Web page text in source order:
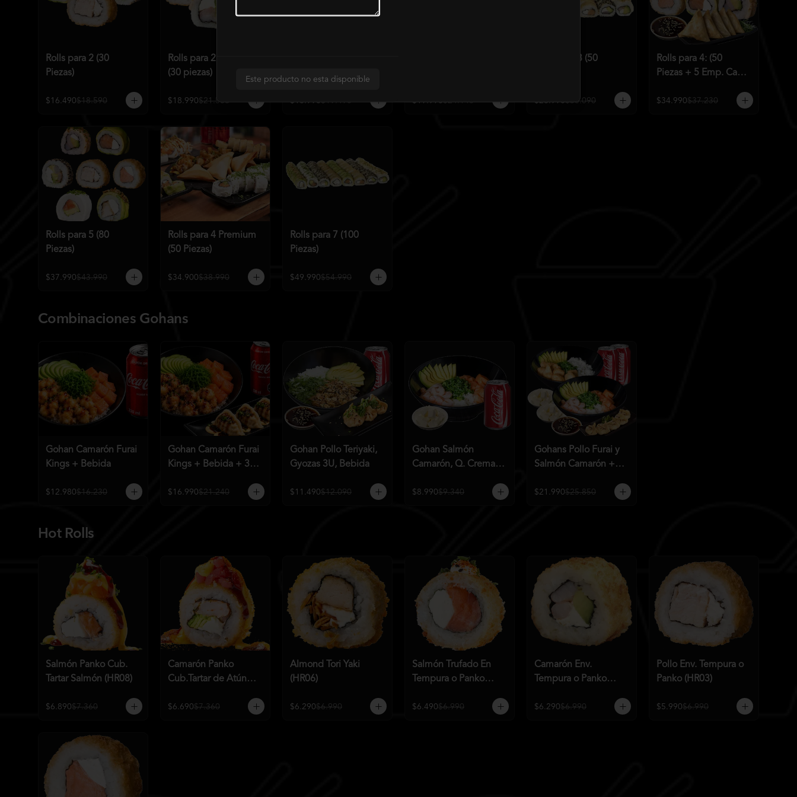
Rolls para 2 (30
Piezas)
$16.490$18.590
Rolls para 2 Premium
(30 piezas)
$18.990$21.586 $18.990 $19.490 $19.990$24.140
Rolls para 3 (50
$26.990$30.090
Rolls para 4: (50
Piezas + 5 Emp. Cam
$34.990$37.230
Rolls para 5 (80
Piezas)
$37.990$43.990
Rolls para 4 Premium
(50 Piezas)
$34.900$38.990
Rolls para 7 (100
Piezas)
$49.990$54.990
Combinaciones Gohans
Gohan Camarón Furai
Kings + Bebida
$12.980$16.230
Gohan Camarón Furai
Kings + Bebida + 3
Nikkei
$16.990$21.240
Gohan Pollo Teriyaki,
Gyozas 3U, Bebida
$11.490$12.090
Gohan Salmón
Camarón, Q. Crema,
$8.990$9.340
Gohans Pollo Furai y
Salmón Camarón +
$21.990$25.850
Hot Rolls
Salmón Panko Cub.
Tartar Salmón (HR08)
$6.890$7.360
Camarón Panko
Cub.Tartar de Atún
$6.690$7.360
Almond Tori Yaki
(HR06)
$6.290$6.990
Salmón Trufado En
Tempura o Panko
$6.490$6.990
Camarón Env.
Tempura o Panko
$6.290$6.990
Pollo Env. Tempura o
Panko (HR03)
$5.990$6.990
Este producto no esta disponible